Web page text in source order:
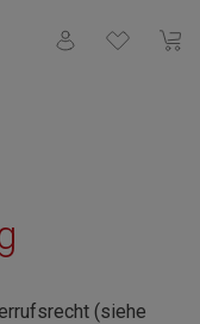
Du hast 0
(siehe